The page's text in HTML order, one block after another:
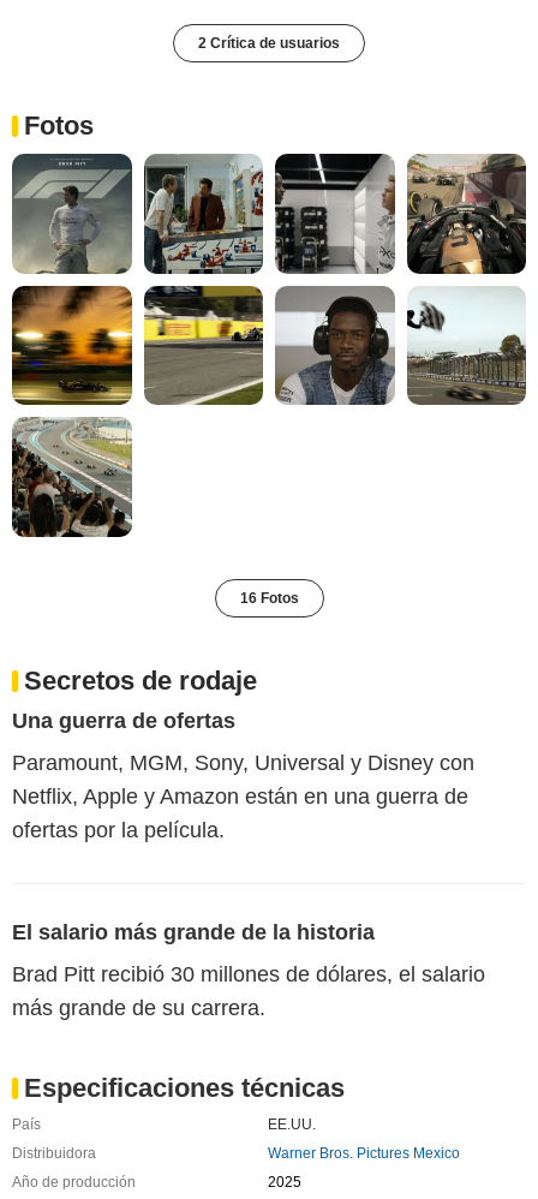
2 Crítica de usuarios
Fotos
16 Fotos
Secretos de rodaje
Una guerra de ofertas
Paramount, MGM, Sony, Universal y Disney con
Netflix, Apple y Amazon están en una guerra de
ofertas por la película.
El salario más grande de la historia
Brad Pitt recibió 30 millones de dólares, el salario
más grande de su carrera.
Especificaciones técnicas
País
EE.UU.
Distribuidora
Warner Bros. Pictures Mexico
Año de producción
2025